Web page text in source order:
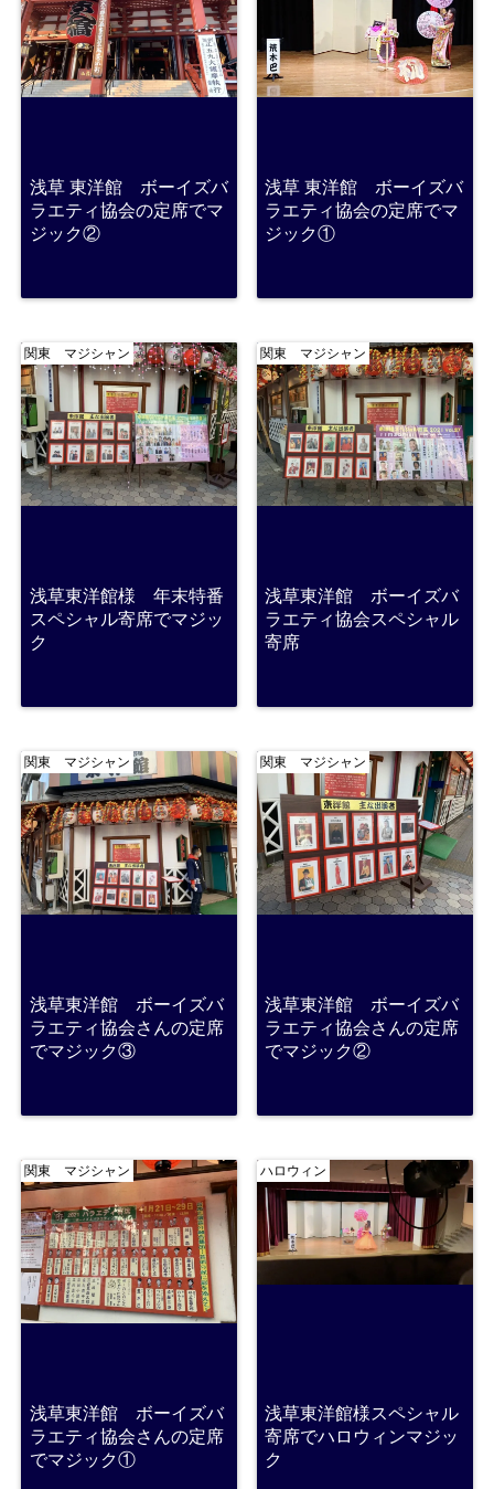
浅草 東洋館 ボーイズバ
ラエティ協会の定席でマ
ジック②
浅草 東洋館 ボーイズバ
ラエティ協会の定席でマ
ジック①
関東 マジシャン
浅草東洋館様 年末特番
スペシャル寄席でマジッ
ク
関東 マジシャン
浅草東洋館 ボーイズバ
ラエティ協会スペシャル
寄席
関東 マジシャン
浅草東洋館 ボーイズバ
ラエティ協会さんの定席
でマジック③
関東 マジシャン
浅草東洋館 ボーイズバ
ラエティ協会さんの定席
でマジック②
関東 マジシャン
浅草東洋館 ボーイズバ
ラエティ協会さんの定席
でマジック①
ハロウィン
浅草東洋館様スペシャル
寄席でハロウィンマジッ
ク